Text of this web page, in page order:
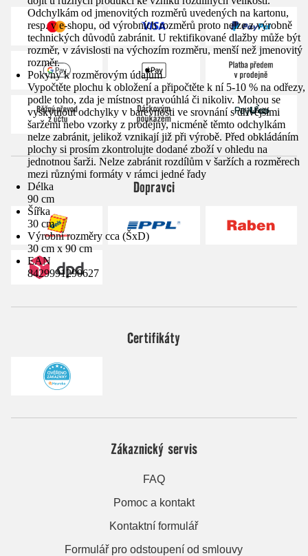
Odchylkám od jmenovitých rozměrů uvedených na kartonu,
resp. v e-shopu, od výrobních rozměrů proto nelze z výrobně
technických důvodů zabránit. U rektifikované dlažby může být
rozměr, v závislosti na výchozím rozměru, menší než jmenovitý
rozměr.
Pokyny k rozměrovým údajům
Vypočtěte plochu k obložení a připočtěte k ní 5-10 % na odřezy,
podle toho, zda je místnost pravoúhlá či nikoliv. Mohou se
vyskytnout odchylky v barevnosti ve srovnání s dřívějšími
šaržemi nebo vzorky z prodejny, nicméně těmto odchylkám
nelze zabránit, jelikož vznikají již při výrobě. Před obkládáním
plochy si prosím zkontrolujte dodané zboží v ohledu na
jednotnou šarži. Nelze zabránit rozdílům v šaržích a rozměrech
mezi různými formáty v rámci jedné řady
Délka
90 cm
Šířka
30 cm
Výrobní rozměry cca (ŠxD)
30 cm x 90 cm
EAN
8429991290627
Dopravci
Certifikáty
Zákaznický servis
FAQ
Pomoc a kontakt
Kontaktní formulář
Formulář pro odstoupení od smlouvy